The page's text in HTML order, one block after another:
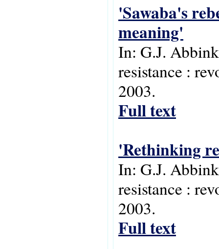
'Sawaba's
meaning'
In: G.J.
resistance :
2003.
Full text
'Rethinking
In: G.J.
resistance :
2003.
Full text